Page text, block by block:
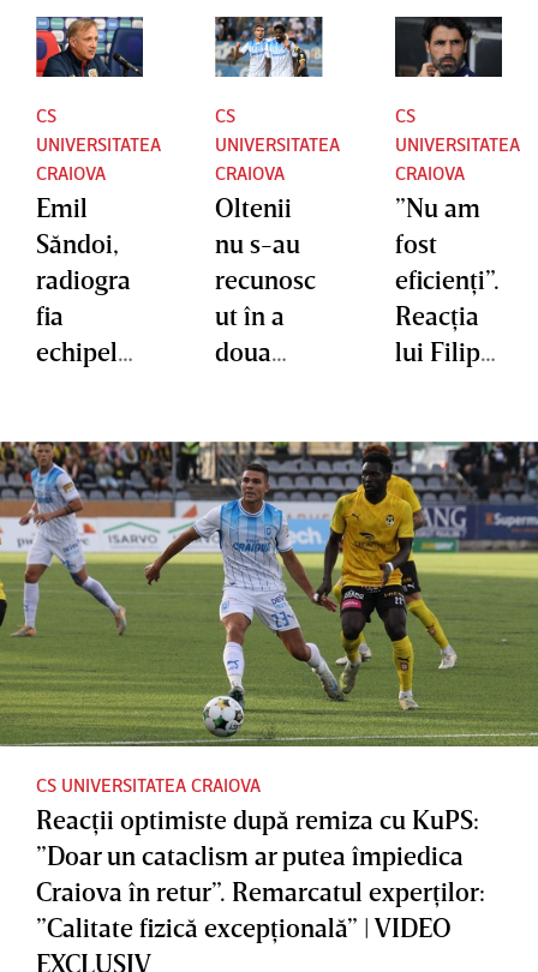
CS
UNIVERSITATEA
CRAIOVA
Emil
Săndoi,
radiogra
fia
echipelor
Europa:
”Craiova
e cea mai
solidă!”.
Cum a
comentat
umilinţa
CFR-ului
şi situaţia
de la
FCSB |
VIDEO
EXCLUSI
V
CS
UNIVERSITATEA
CRAIOVA
Oltenii
nu s-au
recunosc
ut în a
doua
”Nu îmi
explic ce
s-a
întâmpla
t. Lipsă
de
concentr
are” |
VIDEO
EXCLUSI
V
CS
UNIVERSITATEA
CRAIOVA
”Nu am
fost
eficienţi”.
Reacţia
lui Filipe
remiza
din
Finlanda
CS UNIVERSITATEA CRAIOVA
Reacţii optimiste după remiza cu KuPS:
”Doar un cataclism ar putea împiedica
Craiova în retur”. Remarcatul experţilor:
”Calitate fizică excepţională” | VIDEO
EXCLUSIV